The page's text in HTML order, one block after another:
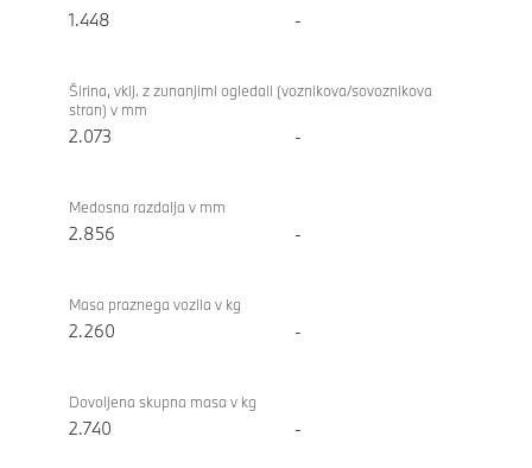
1.448 -
Širina, vklj. z zunanjimi ogledali (voznikova/sovoznikova
stran) v mm
2.073 -
Medosna razdalja v mm
2.856 -
Masa praznega vozila v kg
2.260 -
Dovoljena skupna masa v kg
2.740 -